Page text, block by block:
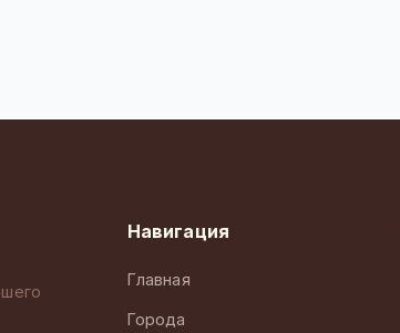
Навигация
Главная
Города